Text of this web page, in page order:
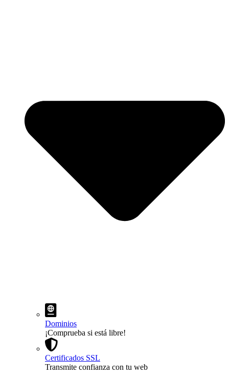
Dominios
¡Comprueba si está libre!
Certificados SSL
Transmite confianza con tu web